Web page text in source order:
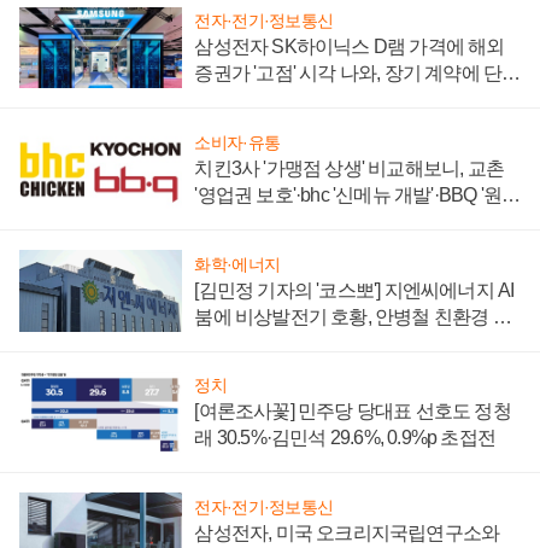
전자·전기·정보통신
삼성전자 SK하이닉스 D램 가격에 해외
증권가 '고점' 시각 나와, 장기 계약에 단점
소비자·유통
치킨3사 '가맹점 상생' 비교해보니, 교촌
'영업권 보호'·bhc '신메뉴 개발'·BBQ '원가
화학·에너지
[김민정 기자의 '코스뽀'] 지엔씨에너지 AI
붐에 비상발전기 호황, 안병철 친환경 에
정치
[여론조사꽃] 민주당 당대표 선호도 정청
래 30.5%·김민석 29.6%, 0.9%p 초접전
전자·전기·정보통신
삼성전자, 미국 오크리지국립연구소와